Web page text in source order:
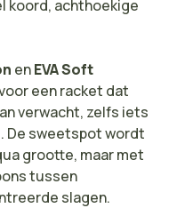
koord, achthoekige
enEVA Soft
een racket dat
verwacht, zelfs iets
De sweetspot wordt
grootte, maar met
tussen
slagen.